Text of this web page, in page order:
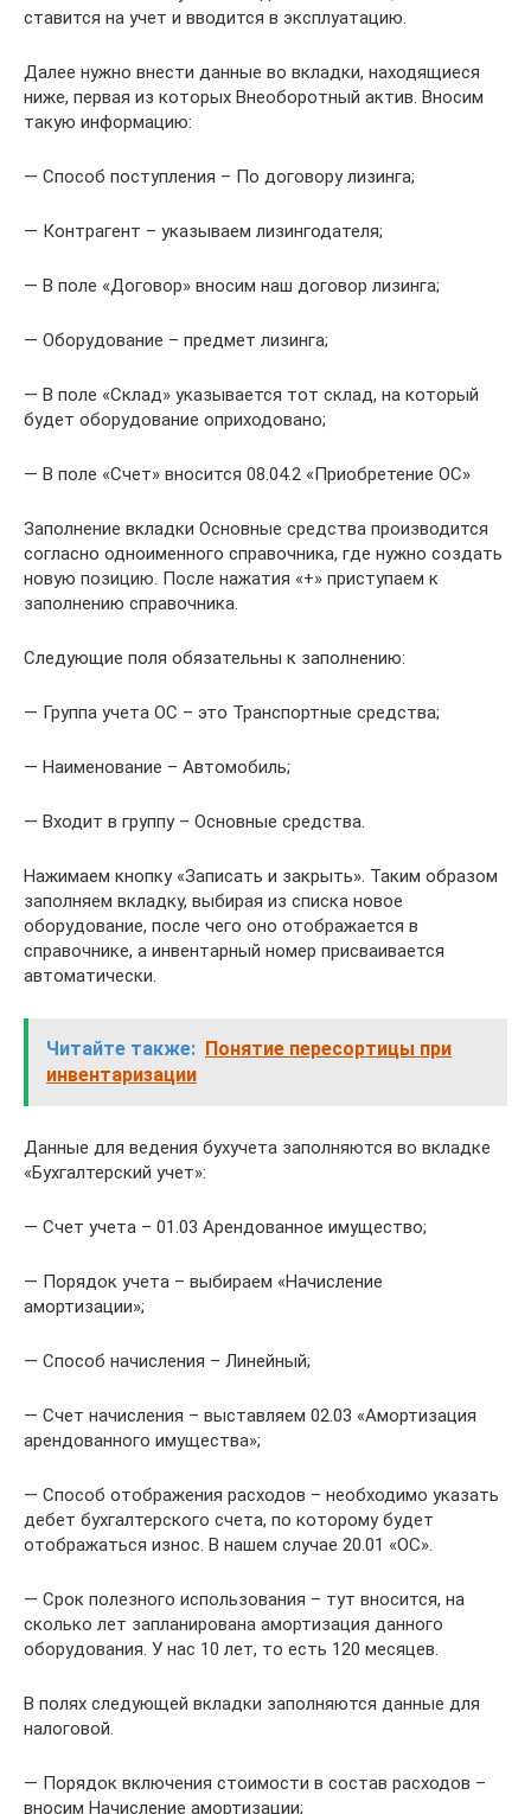
ставится на учет и вводится в эксплуатацию.
Далее нужно внести данные во вкладки, находящиеся
ниже, первая из которых Внеоборотный актив. Вносим
такую информацию:
— Способ поступления – По договору лизинга;
— Контрагент – указываем лизингодателя;
— В поле «Договор» вносим наш договор лизинга;
— Оборудование – предмет лизинга;
— В поле «Склад» указывается тот склад, на который
будет оборудование оприходовано;
— В поле «Счет» вносится 08.04.2 «Приобретение ОС»
Заполнение вкладки Основные средства производится
согласно одноименного справочника, где нужно создать
новую позицию. После нажатия «+» приступаем к
заполнению справочника.
Следующие поля обязательны к заполнению:
— Группа учета ОС – это Транспортные средства;
— Наименование – Автомобиль;
— Входит в группу – Основные средства.
Нажимаем кнопку «Записать и закрыть». Таким образом
заполняем вкладку, выбирая из списка новое
оборудование, после чего оно отображается в
справочнике, а инвентарный номер присваивается
автоматически.
Читайте также: Понятие пересортицы при
инвентаризации
Данные для ведения бухучета заполняются во вкладке
«Бухгалтерский учет»:
— Счет учета – 01.03 Арендованное имущество;
— Порядок учета – выбираем «Начисление
амортизации»;
— Способ начисления – Линейный;
— Счет начисления – выставляем 02.03 «Амортизация
арендованного имущества»;
— Способ отображения расходов – необходимо указать
дебет бухгалтерского счета, по которому будет
отображаться износ. В нашем случае 20.01 «ОС».
— Срок полезного использования – тут вносится, на
сколько лет запланирована амортизация данного
оборудования. У нас 10 лет, то есть 120 месяцев.
В полях следующей вкладки заполняются данные для
налоговой.
— Порядок включения стоимости в состав расходов –
вносим Начисление амортизации;